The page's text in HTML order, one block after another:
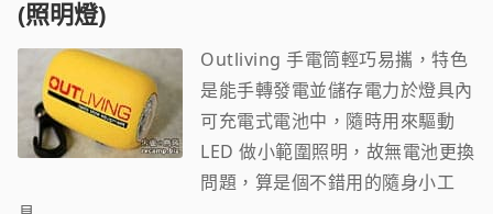
(照明燈)
Outliving 手電筒輕巧易攜，特色
是能手轉發電並儲存電力於燈具內
可充電式電池中，隨時用來驅動
LED 做小範圍照明，故無電池更換
問題，算是個不錯用的隨身小工